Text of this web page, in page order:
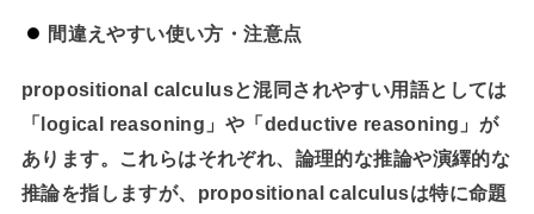
間違えやすい使い方・注意点
propositional calculusと混同されやすい用語としては
「logical reasoning」や「deductive reasoning」が
あります。これらはそれぞれ、論理的な推論や演繹的な
推論を指しますが、propositional calculusは特に命題